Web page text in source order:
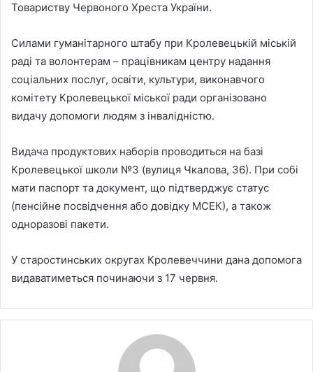
Товариству Червоного Хреста України.
Силами гуманітарного штабу при Кролевецькій міській
раді та волонтерам – працівникам центру надання
соціальних послуг, освіти, культури, виконавчого
комітету Кролевецької міської ради організовано
видачу допомоги людям з інвалідністю.
Видача продуктових наборів проводиться на базі
Кролевецької школи №3 (вулиця Чкалова, 36). При собі
мати паспорт та документ, що підтверджує статус
(пенсійне посвідчення або довідку МСЕК), а також
одноразові пакети.
У старостинських округах Кролевеччини дана допомога
видаватиметься починаючи з 17 червня.